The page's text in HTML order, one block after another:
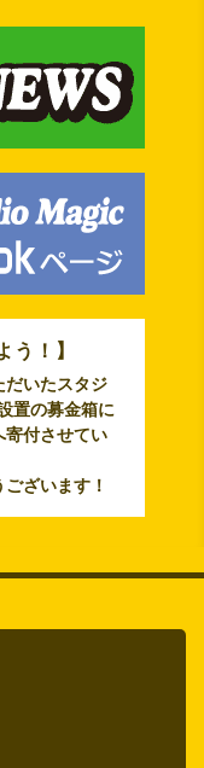
う！】
だいたスタジ
置の募金箱に
寄付させてい
ざいます！